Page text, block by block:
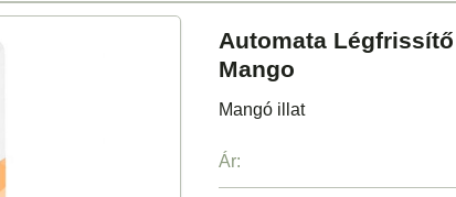
Automata
Mango
Mangó illat
Ár: